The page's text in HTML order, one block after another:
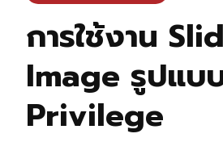
การใช้งาน
Image รูปแบ
Privilege